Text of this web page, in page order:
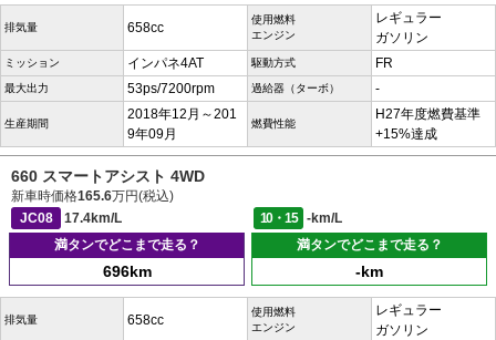
排気量 658cc
使用燃料
エンジン
レギュラー
ガソリン
ミッション インパネ4AT 駆動方式 FR
最大出力 53ps/7200rpm 過給器（ターボ） -
生産期間
2018年12月～201
9年09月
燃費性能
H27年度燃費基準
+15%達成
660 スマートアシスト 4WD
新車時価格165.6万円(税込)
JC08
17.4km/L 10・15
-km/L
満タンでどこまで走る？
696km
満タンでどこまで走る？
-km
排気量 658cc
使用燃料
エンジン
レギュラー
ガソリン